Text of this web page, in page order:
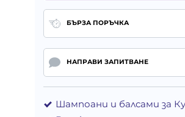
БЪРЗА ПОРЪЧКА
НАПРАВИ ЗАПИТВАНЕ
Шампоани и балсами за